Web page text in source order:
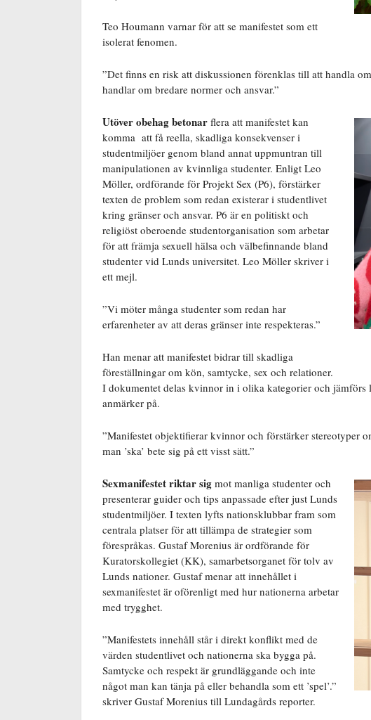
Teo Houmann varnar för att se manifestet som ett
isolerat fenomen.
”Det finns en risk att diskussionen förenklas till att handla
handlar om bredare normer och ansvar.”
Utöver obehag betonar flera att manifestet kan
komma att få reella, skadliga konsekvenser i
studentmiljöer genom bland annat uppmuntran till
manipulationen av kvinnliga studenter. Enligt Leo
Möller, ordförande för Projekt Sex (P6), förstärker
texten de problem som redan existerar i studentlivet
kring gränser och ansvar. P6 är en politiskt och
religiöst oberoende studentorganisation som arbetar
för att främja sexuell hälsa och välbefinnande bland
studenter vid Lunds universitet. Leo Möller skriver i
ett mejl.
”Vi möter många studenter som redan har
erfarenheter av att deras gränser inte respekteras.”
Han menar att manifestet bidrar till skadliga
föreställningar om kön, samtycke, sex och relationer.
I dokumentet delas kvinnor in i olika kategorier och
anmärker på.
”Manifestet objektifierar kvinnor och förstärker stereotyper
man ’ska’ bete sig på ett visst sätt.”
Sexmanifestet riktar sig mot manliga studenter och
presenterar guider och tips anpassade efter just Lunds
studentmiljöer. I texten lyfts nationsklubbar fram som
centrala platser för att tillämpa de strategier som
förespråkas. Gustaf Morenius är ordförande för
Kuratorskollegiet (KK), samarbetsorganet för tolv av
Lunds nationer. Gustaf menar att innehållet i
sexmanifestet är oförenligt med hur nationerna arbetar
med trygghet.
”Manifestets innehåll står i direkt konflikt med de
värden studentlivet och nationerna ska bygga på.
Samtycke och respekt är grundläggande och inte
något man kan tänja på eller behandla som ett ’spel’.”
skriver Gustaf Morenius till Lundagårds reporter.